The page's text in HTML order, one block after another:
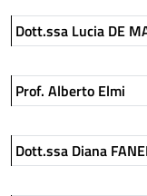
Dott.ssa Lucia DE
Prof. Alberto Elmi
Dott.ssa Diana